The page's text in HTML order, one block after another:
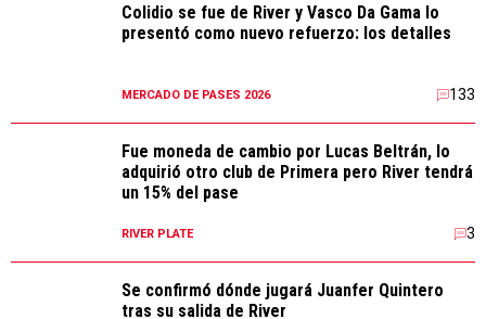
Colidio se fue de River y Vasco Da Gama lo
presentó como nuevo refuerzo: los detalles
MERCADO DE PASES 2026 133
Fue moneda de cambio por Lucas Beltrán, lo
adquirió otro club de Primera pero River tendrá
un 15% del pase
RIVER PLATE 3
Se confirmó dónde jugará Juanfer Quintero
tras su salida de River